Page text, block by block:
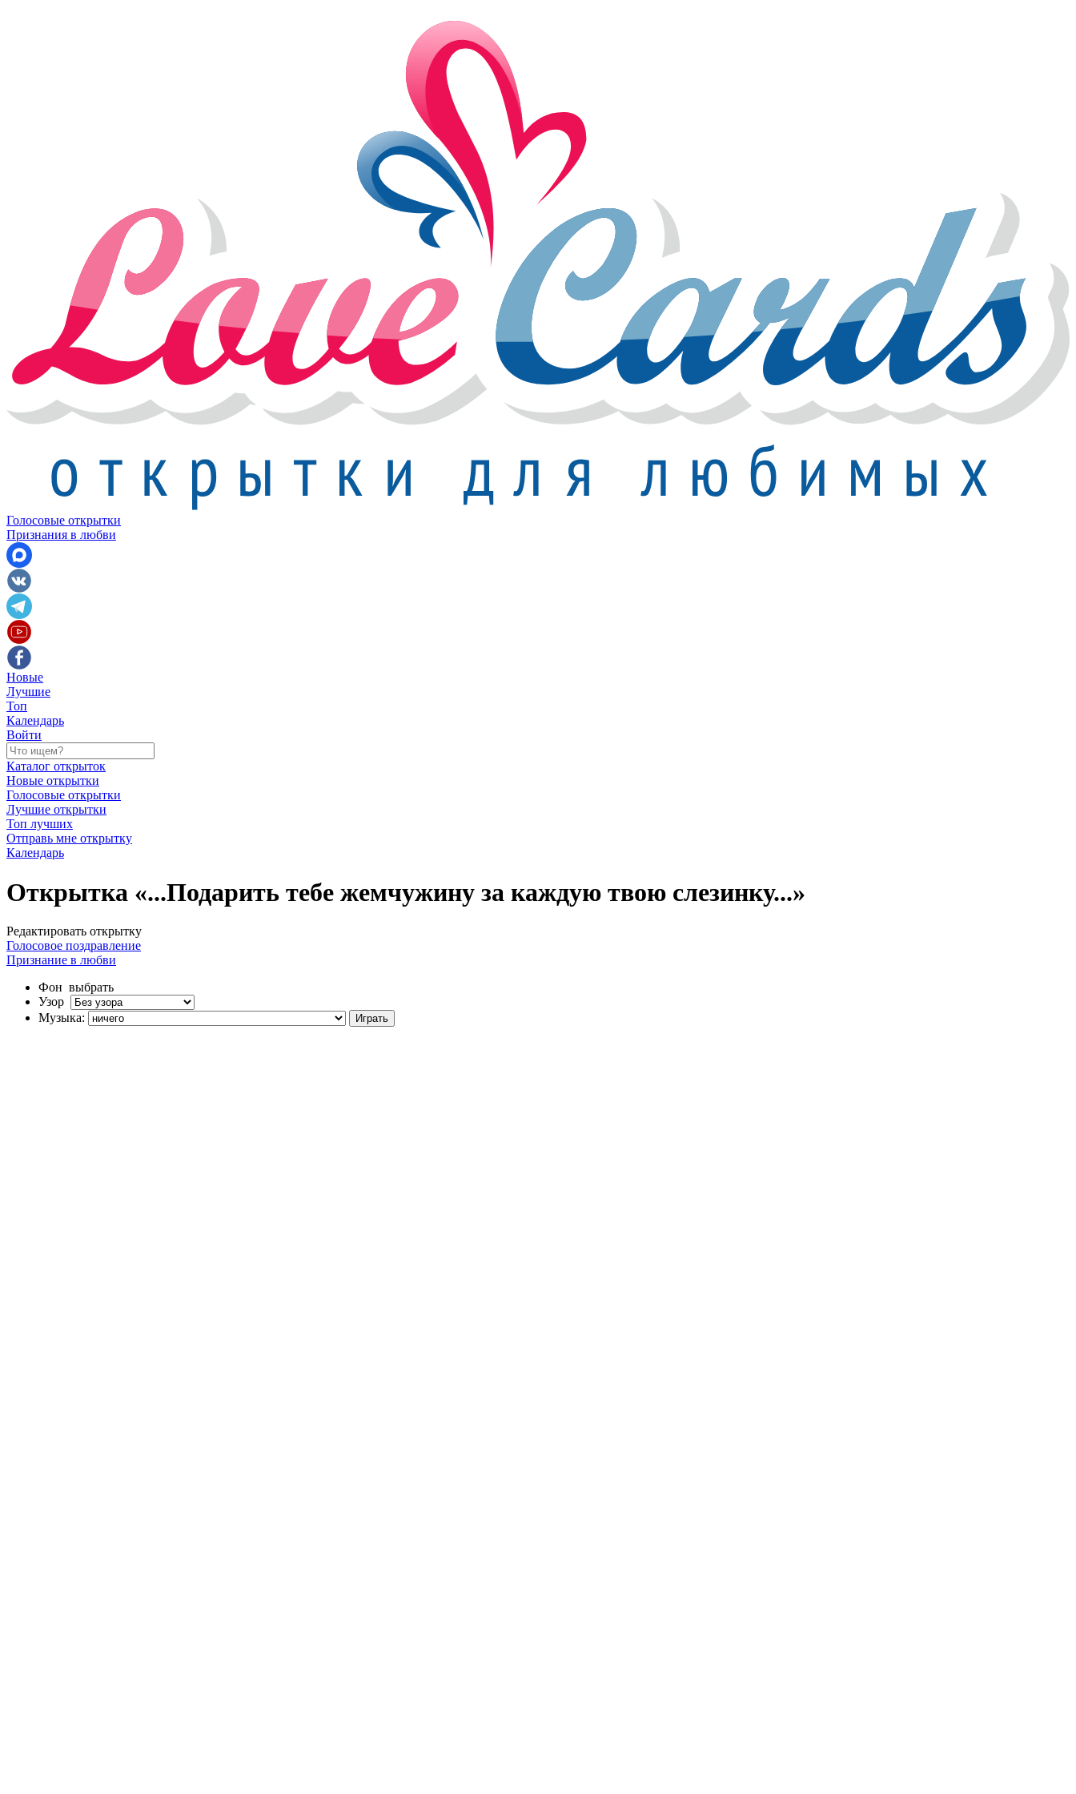
Голосовые открытки
Признания в любви
Новые
Лучшие
Топ
Календарь
Войти
Каталог открыток
Новые открытки
Голосовые открытки
Лучшие открытки
Топ лучших
Отправь мне открытку
Календарь
Открытка «...Подарить тебе жемчужину за каждую твою слезинку...»
Редактировать открытку
Голосовое поздравление
Признание в любви
Фон выбрать
Узор
Музыка: